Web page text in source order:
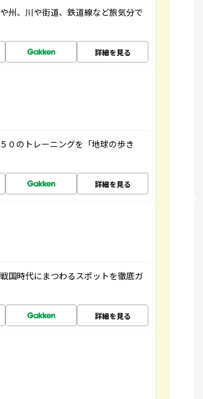
州、川や街道、鉄道線など旅気分で
詳細を見る
０のトレーニングを「地球の歩き
詳細を見る
国時代にまつわるスポットを徹底ガ
詳細を見る